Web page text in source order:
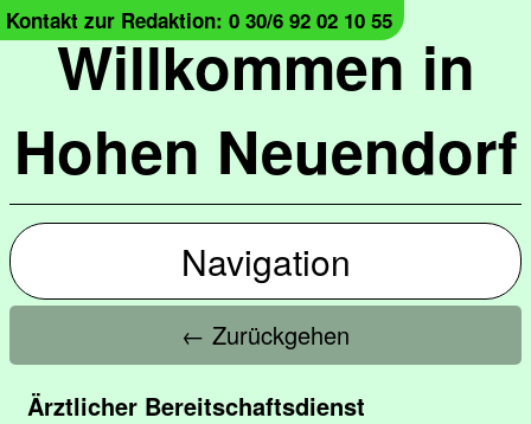
Willkommen in
Hohen Neuendorf
Kontakt zur Redaktion: 0 30/6 92 02 10 55
Navigation
← Zurückgehen
Ärztlicher Bereitschaftsdienst